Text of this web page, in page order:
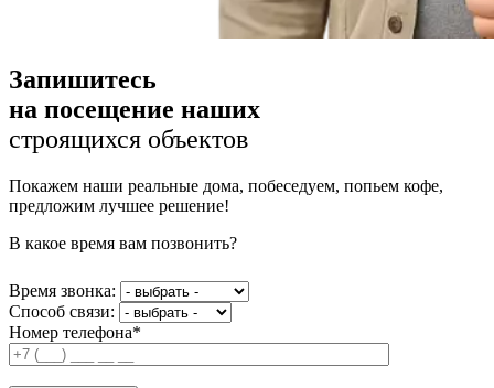
Запишитесь
на посещение наших
строящихся объектов
Покажем наши реальные дома, побеседуем, попьем кофе,
предложим лучшее решение!
В какое время вам позвонить?
Время звонка:
Способ связи:
Номер телефона*